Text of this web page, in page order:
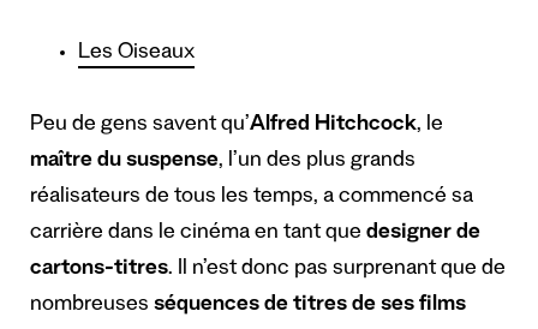
Les Oiseaux
Peu de gens savent qu’Alfred Hitchcock, le
maître du suspense, l’un des plus grands
réalisateurs de tous les temps, a commencé sa
carrière dans le cinéma en tant que designer de
cartons-titres. Il n’est donc pas surprenant que de
nombreuses séquences de titres de ses films